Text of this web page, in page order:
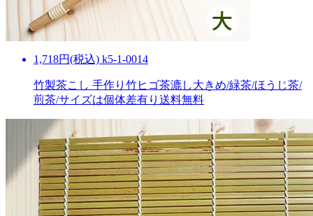
1,718円(税込) k5-1-0014
竹製茶こし 手作り竹ヒゴ茶漉し大きめ/緑茶/ほうじ茶/
煎茶/サイズは個体差有り 送料無料